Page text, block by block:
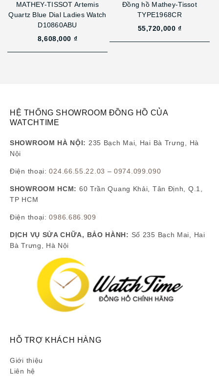
MATHEY-TISSOT Artemis
Quartz Blue Dial Ladies Watch
D10860ABU
8,608,000 ₫
Đồng hồ Mathey-Tissot
TYPE1968CR
55,720,000 ₫
HỆ THỐNG SHOWROOM ĐỒNG HỒ CỦA
WATCHTIME
SHOWROOM HÀ NỘI: 235 Bạch Mai, Hai Bà Trưng, Hà
Nội
Điện thoại:024.66.55.22.03 –0974.099.090
SHOWROOM HCM: 60 Trần Quang Khải, Tân Định, Q.1,
TP HCM
Điện thoại:0986.686.909
DỊCH VỤ SỬA CHỮA, BẢO HÀNH: Số 235 Bạch Mai, Hai
Bà Trưng, Hà Nội
HỖ TRỢ KHÁCH HÀNG
Giới thiệu
Liên hệ